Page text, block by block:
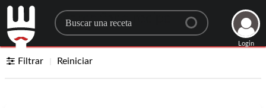
Search for a recipe
Login
Filtrar Reiniciar